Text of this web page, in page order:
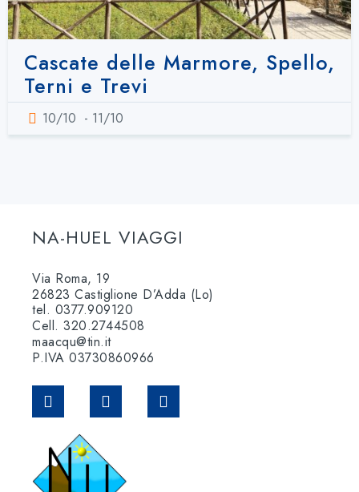
Cascate delle Marmore, Spello,
Terni e Trevi
10/10 - 11/10
NA-HUEL VIAGGI
Via Roma, 19
26823 Castiglione D’Adda (Lo)
tel. 0377.909120
Cell. 320.2744508
maacqu@tin.it
P.IVA 03730860966